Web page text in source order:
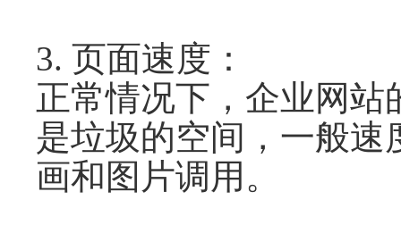
3. 页面速度：
正常情况下，企业网
是垃圾的空间，一般
画和图片调用。